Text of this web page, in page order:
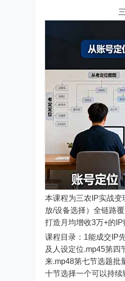
本课程为三农IP实战
放/设备选择）全链路
打造月均增收3万+的
课程目录：1能成交IP
及人设定位.mp45第四
来.mp48第七节选题批
十节选择一个可以持